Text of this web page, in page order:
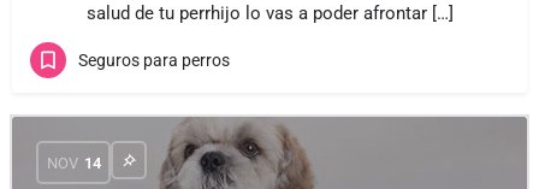
salud de tu perrhijo lo vas a poder afrontar […]
Seguros para perros
NOV 14